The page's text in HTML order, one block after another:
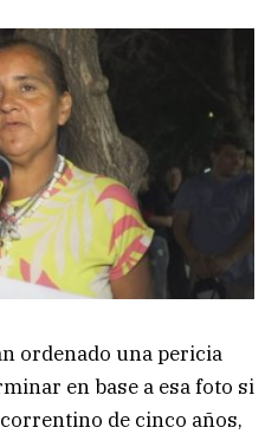
ordenado una pericia
en base a esa foto si
de cinco años,